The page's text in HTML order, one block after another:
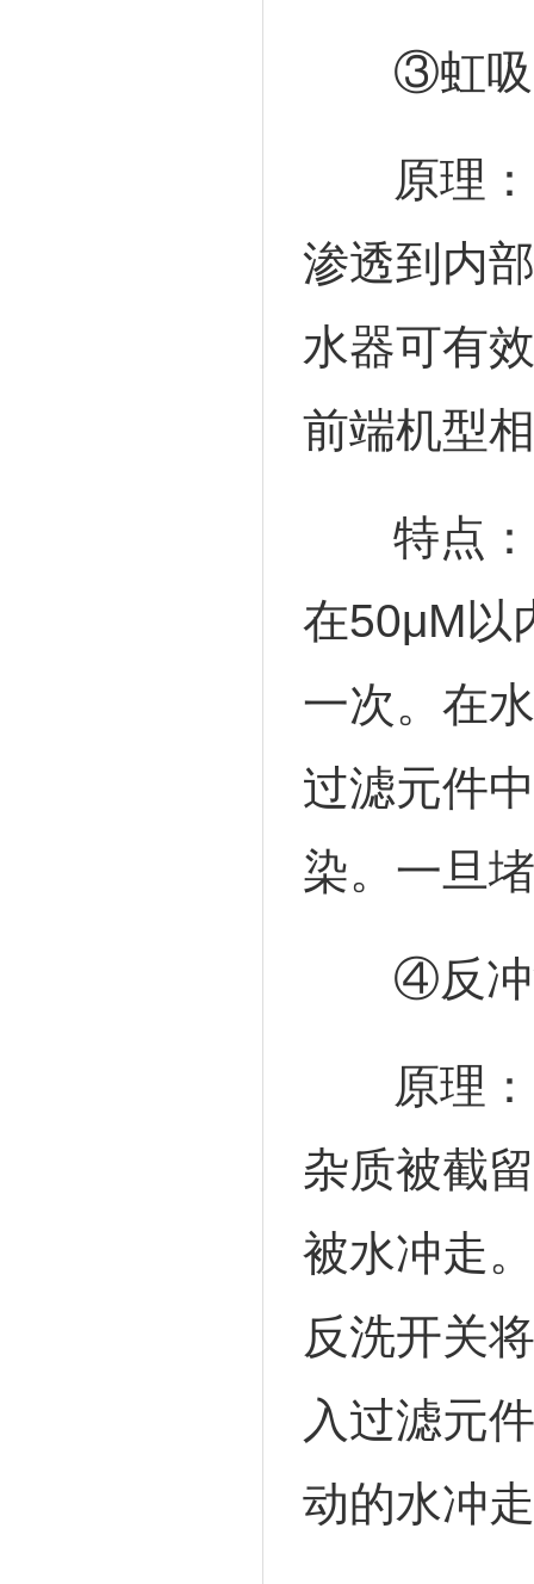
③虹吸
原理：
渗透到内
水器可有
前端机型
特点：
在50μM以
一次。在
过滤元件
染。一旦
④反冲
原理：
杂质被截
被水冲走
反洗开关
入过滤元
动的水冲